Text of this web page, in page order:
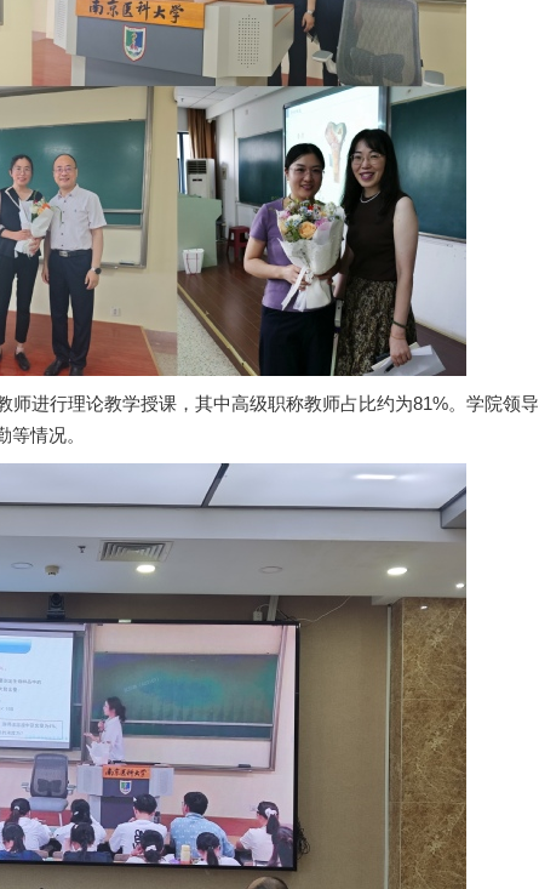
进行理论教学授课，其中高级职称教师占比约为81%。学院领导
情况。